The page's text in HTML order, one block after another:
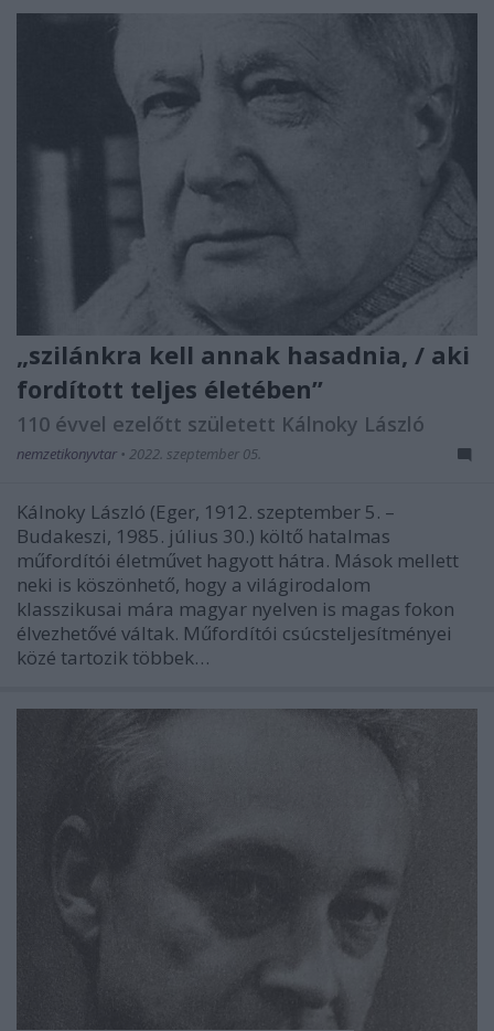
„szilánkra kell annak hasadnia, / aki
fordított teljes életében”
110 évvel ezelőtt született Kálnoky László
nemzetikonyvtar • 2022. szeptember 05.
Kálnoky László (Eger, 1912. szeptember 5. –
Budakeszi, 1985. július 30.) költő hatalmas
műfordítói életművet hagyott hátra. Mások mellett
neki is köszönhető, hogy a világirodalom
klasszikusai mára magyar nyelven is magas fokon
élvezhetővé váltak. Műfordítói csúcsteljesítményei
közé tartozik többek…